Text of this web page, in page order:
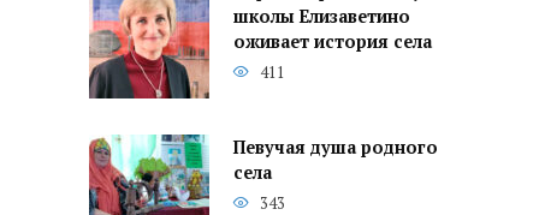
школы Елизаветино
оживает история села
411
Певучая душа родного
села
343